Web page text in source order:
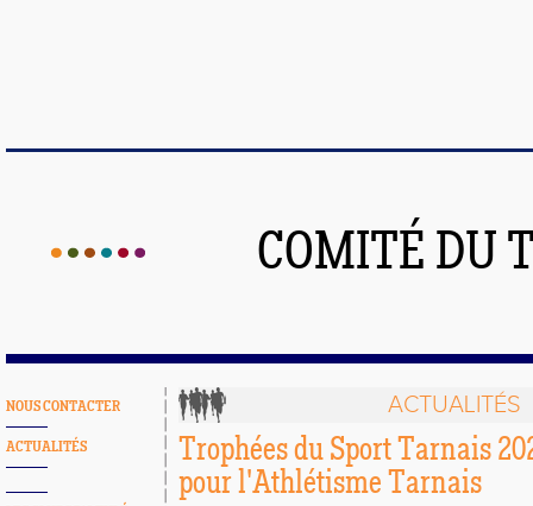
COMITÉ DU
NOUS CONTACTER
ACTUALITÉS
ACTUALITÉS
Trophées du Sport Tarnais
pour l'Athlétisme Tarnais